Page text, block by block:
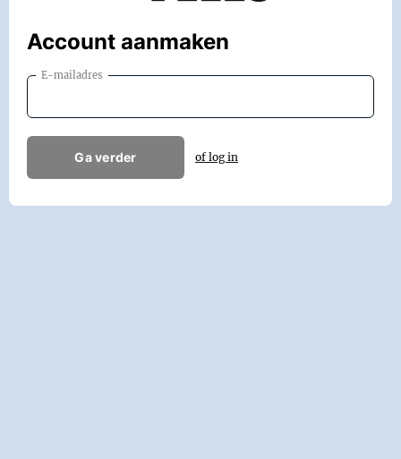
Account aanmaken
E-mailadres
Ga verder of log in